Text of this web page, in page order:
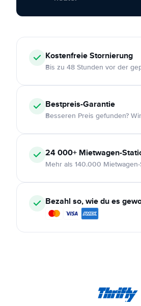
KostenfreieStornierung
Bis zu 48 Stunden vor der
Bestpreis-Garantie
Besseren Preis gefunden?
24 000+ Mietwagen-
Mehr als 140.000
Bezahl so, wie du es